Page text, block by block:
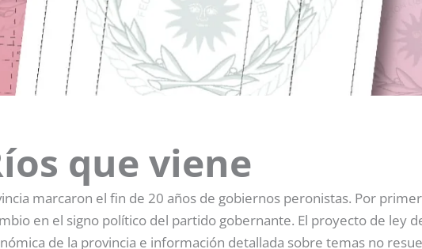
que viene
marcaron el fin de 20 años de gobiernos peronistas. Por
en el signo político del partido gobernante. El proyecto de ley
de la provincia e información detallada sobre temas no